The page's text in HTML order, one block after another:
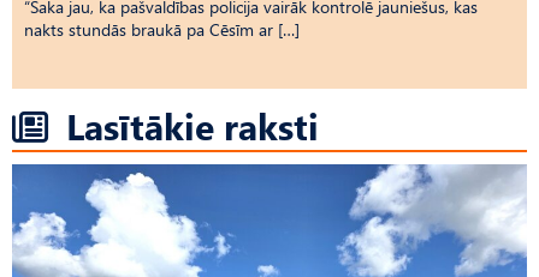
“Saka jau, ka pašvaldības policija vairāk kontrolē jauniešus, kas
nakts stundās braukā pa Cēsīm ar […]
Lasītākie raksti